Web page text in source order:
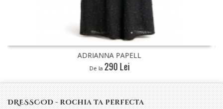
ADRIANNA PAPELL
DRESSCOD - rochia ta perfecta